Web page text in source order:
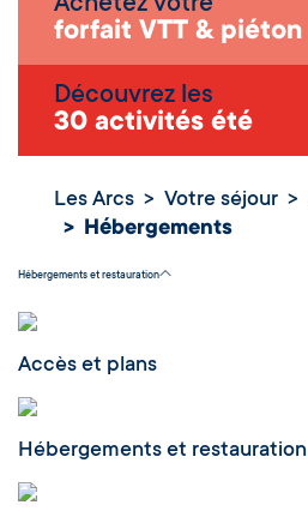
forfait VTT & piéton
Découvrez les
30 activités été
Les Arcs Votre séjour
Hébergements
Hébergements et restauration
Accès et plans
Hébergements et restauration